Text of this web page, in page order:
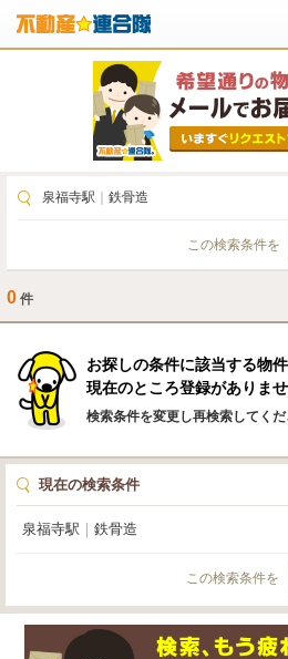
泉福寺駅 鉄骨造
この検索条件を
0 件
お探しの条件に該当する物
現在のところ登録がありませ
検索条件を変更し再検索してくだ
現在の検索条件
泉福寺駅 鉄骨造
この検索条件を